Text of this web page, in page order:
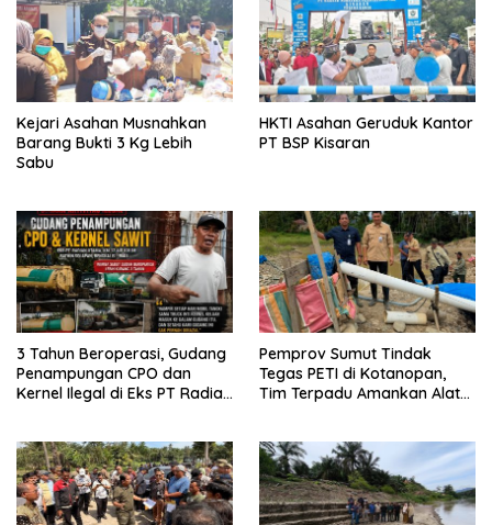
Kejari Asahan Musnahkan
Barang Bukti 3 Kg Lebih
Sabu
HKTI Asahan Geruduk Kantor
PT BSP Kisaran
3 Tahun Beroperasi, Gudang
Penampungan CPO dan
Kernel Ilegal di Eks PT Radian
Pemprov Sumut Tindak
Tegas PETI di Kotanopan,
Tim Terpadu Amankan Alat